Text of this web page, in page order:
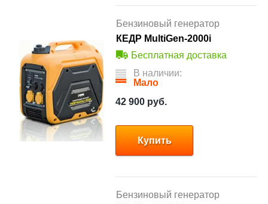
Бензиновый генератор
КЕДР MultiGen-2000i
Бесплатная доставка
В наличии:
Мало
42 900 руб.
Купить
Бензиновый генератор